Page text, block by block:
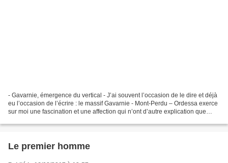
- Gavarnie, émergence du vertical - J’ai souvent l’occasion de le dire et déjà
eu l’occasion de l’écrire : le massif Gavarnie - Mont-Perdu – Ordessa exerce
sur moi une fascination et une affection qui n’ont d’autre explication que
Le premier homme